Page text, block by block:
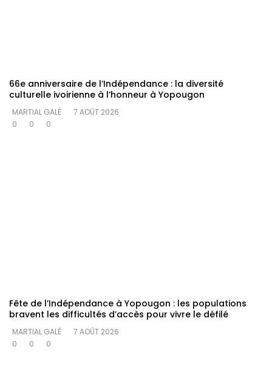
66e anniversaire de l’Indépendance : la diversité
culturelle ivoirienne à l’honneur à Yopougon
MARTIAL GALÉ
7 AOÛT 2026
0
0 0
Fête de l’Indépendance à Yopougon : les populations
bravent les difficultés d’accès pour vivre le défilé
MARTIAL GALÉ
7 AOÛT 2026
0
0 0